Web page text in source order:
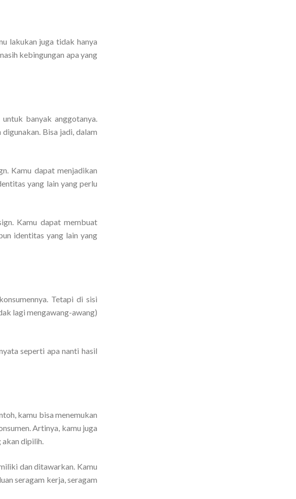
lakukan juga tidak hanya
kebingungan apa yang
banyak anggotanya.
Bisa jadi, dalam
Kamu dapat menjadikan
yang lain yang perlu
Kamu dapat membuat
identitas yang lain yang
Tetapi di sisi
lagi mengawang-awang)
seperti apa nanti hasil
kamu bisa menemukan
Artinya, kamu juga
akan dipilih.
dan ditawarkan. Kamu
seragam kerja, seragam